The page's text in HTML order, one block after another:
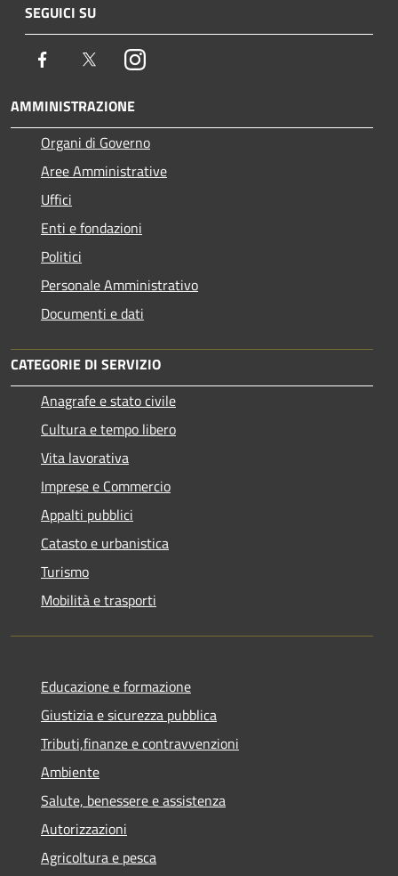
SEGUICI SU
Facebook TwitterInstagram
AMMINISTRAZIONE
Organi di Governo
Aree Amministrative
Uffici
Enti e fondazioni
Politici
Personale Amministrativo
Documenti e dati
CATEGORIE DI SERVIZIO
Anagrafe e stato civile
Cultura e tempo libero
Vita lavorativa
Imprese e Commercio
Appalti pubblici
Catasto e urbanistica
Turismo
Mobilità e trasporti
Educazione e formazione
Giustizia e sicurezza pubblica
Tributi,finanze e contravvenzioni
Ambiente
Salute, benessere e assistenza
Autorizzazioni
Agricoltura e pesca